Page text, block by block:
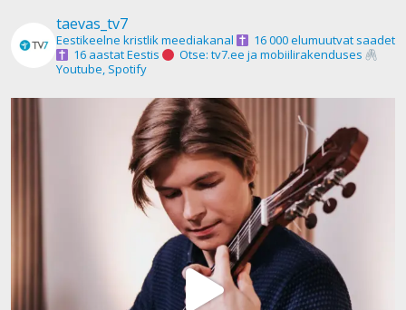
taevas_tv7
Eestikeelne kristlik meediakanal
16 000 elumuutvat saadet
16 aastat Eestis
Otse: tv7.ee ja mobiilirakenduses
Youtube, Spotify